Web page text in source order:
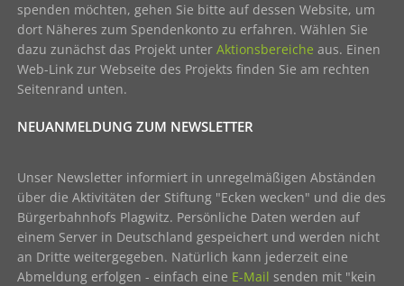
spenden möchten, gehen Sie bitte auf dessen Website, um
dort Näheres zum Spendenkonto zu erfahren. Wählen Sie
dazu zunächst das Projekt unterAktionsbereiche aus. Einen
Web-Link zur Webseite des Projekts finden Sie am rechten
Seitenrand unten.
NEUANMELDUNG ZUM NEWSLETTER
Unser Newsletter informiert in unregelmäßigen Abständen
über die Aktivitäten der Stiftung "Ecken wecken" und die des
Bürgerbahnhofs Plagwitz. Persönliche Daten werden auf
einem Server in Deutschland gespeichert und werden nicht
an Dritte weitergegeben. Natürlich kann jederzeit eine
Abmeldung erfolgen - einfach eine E-Mail senden mit "kein